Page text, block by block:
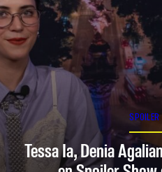
SPOILER
Tessa Ia, Denia